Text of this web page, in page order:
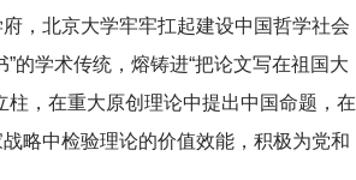
，北京大学牢牢扛起建设中国哲学社会
的学术传统，熔铸进“把论文写在祖国大
，在重大原创理论中提出中国命题，在
略中检验理论的价值效能，积极为党和